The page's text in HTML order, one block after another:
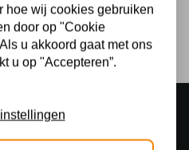
hoe wij cookies gebruiken
door op "Cookie
u akkoord gaat met ons
u op "Accepteren”.